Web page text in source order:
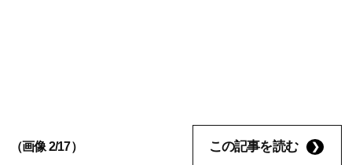
（画像 2/17） この記事を読む